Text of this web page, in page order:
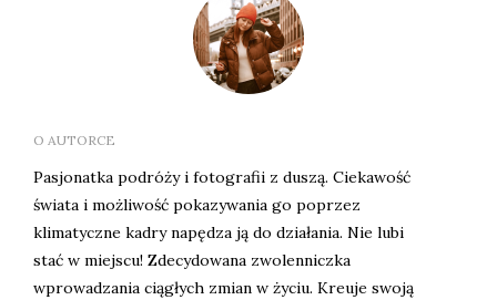
O AUTORCE
Pasjonatka podróży i fotografii z duszą. Ciekawość
świata i możliwość pokazywania go poprzez
klimatyczne kadry napędza ją do działania. Nie lubi
stać w miejscu! Zdecydowana zwolenniczka
wprowadzania ciągłych zmian w życiu. Kreuje swoją